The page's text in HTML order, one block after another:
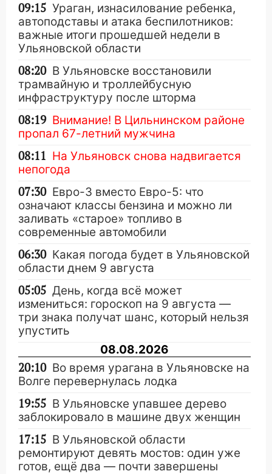
09:15 Ураган, изнасилование ребенка,
автоподставы и атака беспилотников:
важные итоги прошедшей недели в
Ульяновской области
08:20 В Ульяновске восстановили
трамвайную и троллейбусную
инфраструктуру после шторма
08:19 Внимание! В Цильнинском районе
пропал 67-летний мужчина
08:11 На Ульяновск снова надвигается
непогода
07:30 Евро-3 вместо Евро-5: что
означают классы бензина и можно ли
заливать «старое» топливо в
современные автомобили
06:30 Какая погода будет в Ульяновской
области днем 9 августа
05:05 День, когда всё может
измениться: гороскоп на 9 августа —
три знака получат шанс, который нельзя
упустить
08.08.2026
20:10 Во время урагана в Ульяновске на
Волге перевернулась лодка
19:55 В Ульяновске упавшее дерево
заблокировало в машине двух женщин
17:15 В Ульяновской области
ремонтируют девять мостов: один уже
готов, ещё два — почти завершены